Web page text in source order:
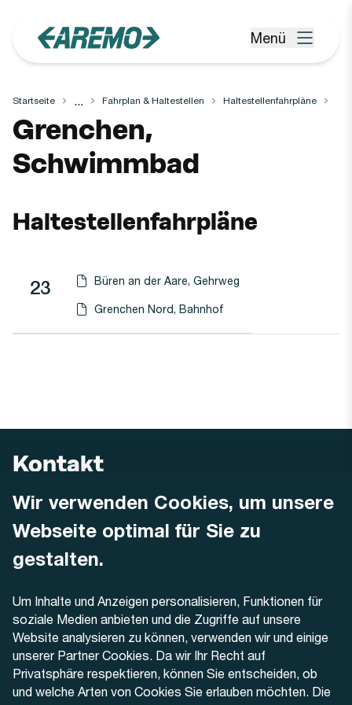
Wir verwenden Cookies, um unsere
Webseite optimal für Sie zu
gestalten.
Um Inhalte und Anzeigen personalisieren, Funktionen für
soziale Medien anbieten und die Zugriffe auf unsere
Website analysieren zu können, verwenden wir und einige
unserer Partner Cookies. Da wir Ihr Recht auf
Privatsphäre respektieren, können Sie entscheiden, ob
und welche Arten von Cookies Sie erlauben möchten. Die
Menü öffnen
Menü
Startseite ... Fahrplan & Haltestellen Haltestellenfahrpläne
Haltestelle
Grenchen,
Schwimmbad
Haltestellenfahrpläne
Linie Richtung
Linie
23 Haltestellen-PDF herunterladen für
Büren an der Aare, Gehrweg
(Öffnet in einen neuen Tab oder Fenster)
Haltestellen-PDF herunterladen für
Grenchen Nord, Bahnhof
(Öffnet in einen neuen Tab oder Fenster)
Kontakt
AREMO
Dornacherstrasse 48
4500 Solothurn
+41 32 622 37 22
Kontaktformular